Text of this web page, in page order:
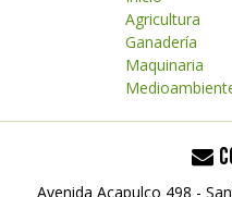
Agricultura
Ganadería
Maquinaria
Avenida Acapulco 498 -